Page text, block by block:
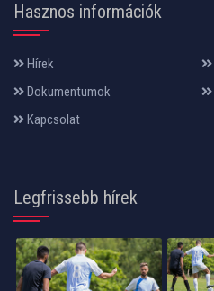
Hasznos információk
Hírek
Dokumentumok
Kapcsolat
Legfrissebb hírek